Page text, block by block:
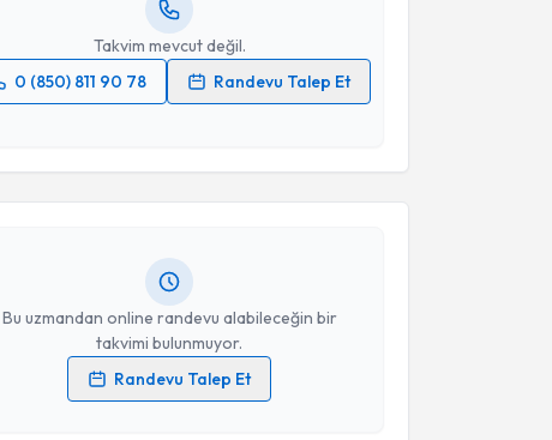
Takvim mevcut değil.
0 (850) 811 90 78
Randevu Talep Et
kabul ediyorum.
Bu uzmandan online randevu alabileceğin bir
takvimi bulunmuyor.
Randevu Talep Et
Takvimi Talebi
verilerimin işlenmesine ilişkinAydınlatma Metni